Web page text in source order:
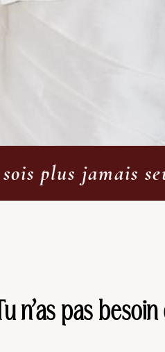
plus jamais
n’as pas